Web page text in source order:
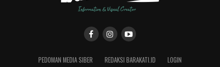
PEDOMAN MEDIA SIBER REDAKSI BARAKATI.ID LOGIN